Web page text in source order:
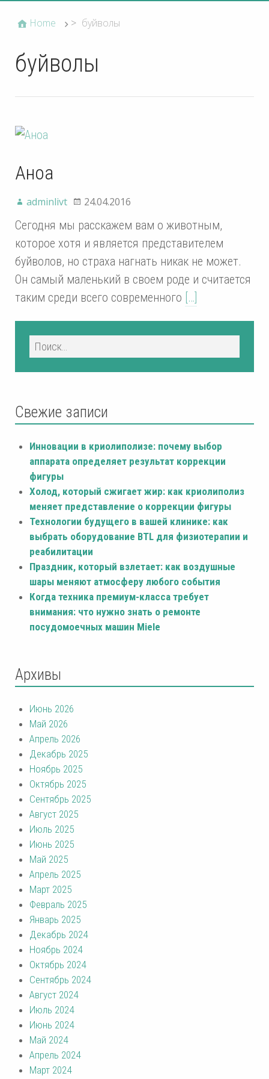
Home > буйволы
буйволы
Аноа
adminlivt 24.04.2016
Сегодня мы расскажем вам о животным,
которое хотя и является представителем
буйволов, но страха нагнать никак не может.
Он самый маленький в своем роде и считается
таким среди всего современного […]
Свежие записи
Инновации в криолиполизе: почему выбор
аппарата определяет результат коррекции
фигуры
Холод, который сжигает жир: как криолиполиз
меняет представление о коррекции фигуры
Технологии будущего в вашей клинике: как
выбрать оборудование BTL для физиотерапии и
реабилитации
Праздник, который взлетает: как воздушные
шары меняют атмосферу любого события
Когда техника премиум-класса требует
внимания: что нужно знать о ремонте
посудомоечных машин Miele
Архивы
Июнь 2026
Май 2026
Апрель 2026
Декабрь 2025
Ноябрь 2025
Октябрь 2025
Сентябрь 2025
Август 2025
Июль 2025
Июнь 2025
Май 2025
Апрель 2025
Март 2025
Февраль 2025
Январь 2025
Декабрь 2024
Ноябрь 2024
Октябрь 2024
Сентябрь 2024
Август 2024
Июль 2024
Июнь 2024
Май 2024
Апрель 2024
Март 2024